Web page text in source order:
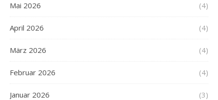
Mai 2026 (4)
April 2026 (4)
März 2026 (4)
Februar 2026 (4)
Januar 2026 (3)